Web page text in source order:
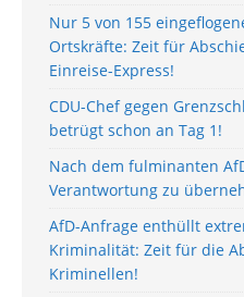
Nur 5 von 155
Ortskräfte: Zeit für
Einreise-Express!
CDU-Chef gegen
betrügt schon an Tag 1!
Nach dem fulminanten
Verantwortung zu
AfD-Anfrage enthüllt
Kriminalität: Zeit für die
Kriminellen!